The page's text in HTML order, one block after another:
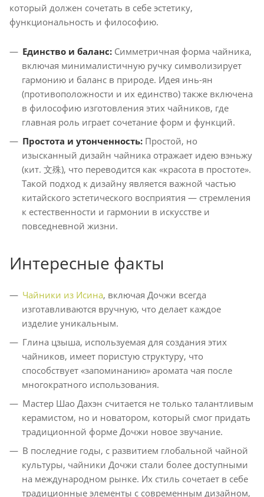
который должен сочетать в себе эстетику,
функциональность и философию.
Единство и баланс: Симметричная форма чайника,
включая минималистичную ручку символизирует
гармонию и баланс в природе. Идея инь-ян
(противоположности и их единство) также включена
в философию изготовления этих чайников, где
главная роль играет сочетание форм и функций.
Простота и утонченность: Простой, но
изысканный дизайн чайника отражает идею вэньжу
(кит. 文殊), что переводится как «красота в простоте».
Такой подход к дизайну является важной частью
китайского эстетического восприятия — стремления
к естественности и гармонии в искусстве и
повседневной жизни.
Интересные факты
Чайники из Исина, включая Дочжи всегда
изготавливаются вручную, что делает каждое
изделие уникальным.
Глина цзыша, используемая для создания этих
чайников, имеет пористую структуру, что
способствует «запоминанию» аромата чая после
многократного использования.
Мастер Шао Дахэн считается не только талантливым
керамистом, но и новатором, который смог придать
традиционной форме Дочжи новое звучание.
В последние годы, с развитием глобальной чайной
культуры, чайники Дочжи стали более доступными
на международном рынке. Их стиль сочетает в себе
традиционные элементы с современным дизайном,